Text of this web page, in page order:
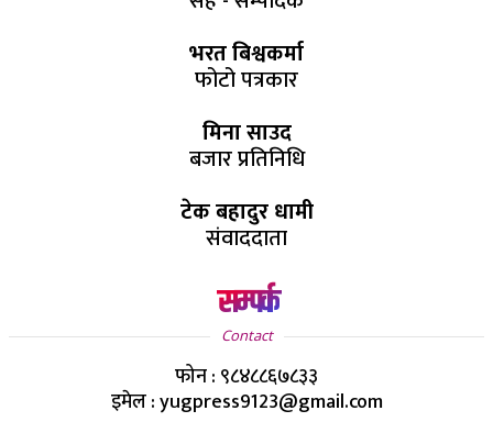
भरत बिश्वकर्मा
फोटो पत्रकार
मिना साउद
बजार प्रतिनिधि
टेक बहादुर धामी
संवाददाता
सम्पर्क
Contact
फोन : ९८४८८६७८३३
इमेल : yugpress9123@gmail.com